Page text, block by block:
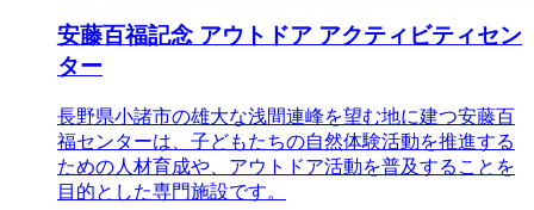
安藤百福記念 アウトドア アクティビティセン
ター
長野県小諸市の雄大な浅間連峰を望む地に建つ安藤百
福センターは、子どもたちの自然体験活動を推進する
ための人材育成や、アウトドア活動を普及することを
目的とした専門施設です。